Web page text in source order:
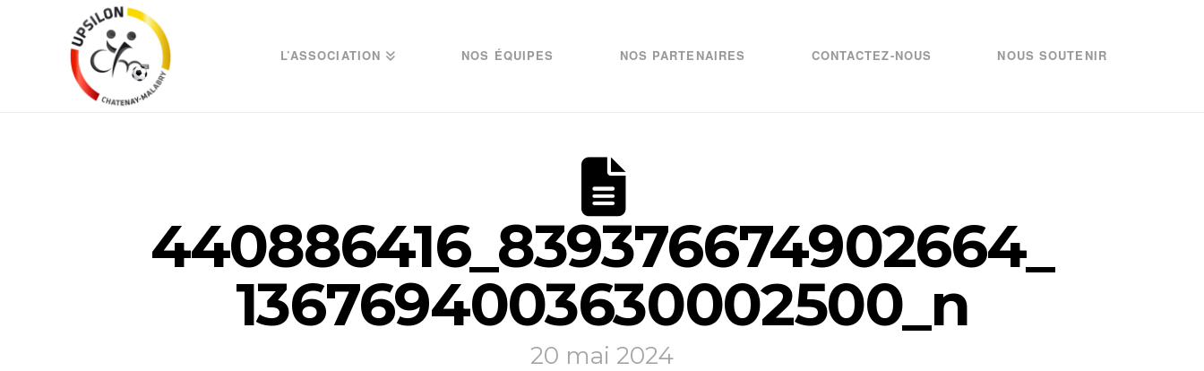
L’ASSOCIATION NOS ÉQUIPES NOS PARTENAIRES CONTACTEZ-NOUS NOUS SOUTENIR
440886416_839376674902664_
1367694003630002500_n
20 mai 2024